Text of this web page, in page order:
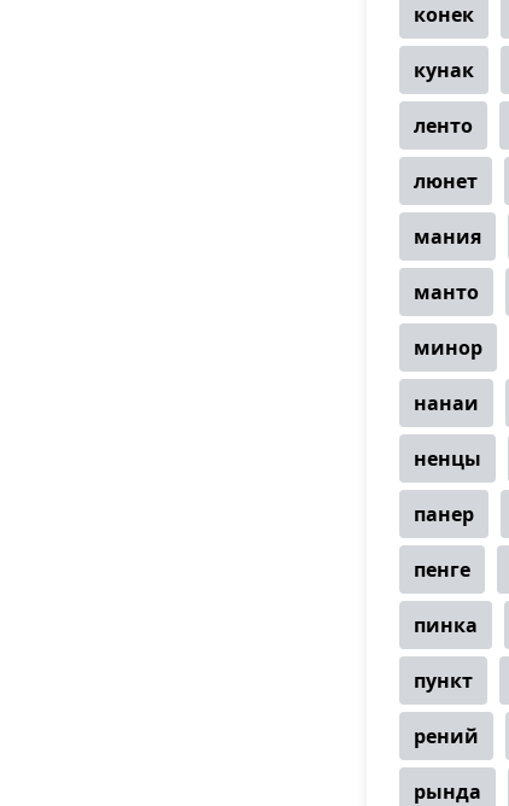
конек
кунак
ленто
люнет
мания
манто
минор
нанаи
ненцы
панер
пенге
пинка
пункт
рений
рында